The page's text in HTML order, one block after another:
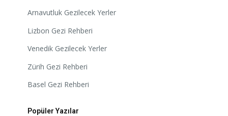
Arnavutluk Gezilecek Yerler
Lizbon Gezi Rehberi
Venedik Gezilecek Yerler
Zürih Gezi Rehberi
Basel Gezi Rehberi
Popüler Yazılar